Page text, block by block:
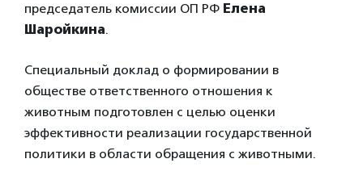
председатель комиссии ОП РФ Елена
Шаройкина.
Специальный доклад о формировании в
обществе ответственного отношения к
животным подготовлен с целью оценки
эффективности реализации государственной
политики в области обращения с животными.